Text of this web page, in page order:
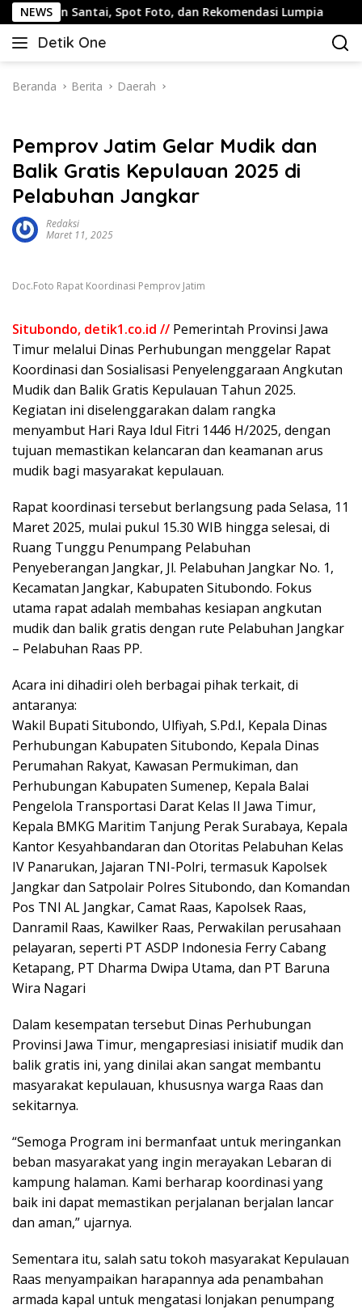
Langsung
ke
konten
NEWS
Santai, Spot Foto, dan Rekomendasi Lumpia
Detik One
Tajam
Fakta
Beranda Berita Daerah
Pemprov Jatim Gelar Mudik dan
Balik Gratis Kepulauan 2025 di
Pelabuhan Jangkar
Redaksi
Maret 11, 2025
Doc.Foto Rapat Koordinasi Pemprov Jatim
Situbondo, detik1.co.id // Pemerintah Provinsi Jawa
Timur melalui Dinas Perhubungan menggelar Rapat
Koordinasi dan Sosialisasi Penyelenggaraan Angkutan
Mudik dan Balik Gratis Kepulauan Tahun 2025.
Kegiatan ini diselenggarakan dalam rangka
menyambut Hari Raya Idul Fitri 1446 H/2025, dengan
tujuan memastikan kelancaran dan keamanan arus
mudik bagi masyarakat kepulauan.
Rapat koordinasi tersebut berlangsung pada Selasa, 11
Maret 2025, mulai pukul 15.30 WIB hingga selesai, di
Ruang Tunggu Penumpang Pelabuhan
Penyeberangan Jangkar, Jl. Pelabuhan Jangkar No. 1,
Kecamatan Jangkar, Kabupaten Situbondo. Fokus
utama rapat adalah membahas kesiapan angkutan
mudik dan balik gratis dengan rute Pelabuhan Jangkar
– Pelabuhan Raas PP.
Acara ini dihadiri oleh berbagai pihak terkait, di
antaranya:
Wakil Bupati Situbondo, Ulfiyah, S.Pd.I, Kepala Dinas
Perhubungan Kabupaten Situbondo, Kepala Dinas
Perumahan Rakyat, Kawasan Permukiman, dan
Perhubungan Kabupaten Sumenep, Kepala Balai
Pengelola Transportasi Darat Kelas II Jawa Timur,
Kepala BMKG Maritim Tanjung Perak Surabaya, Kepala
Kantor Kesyahbandaran dan Otoritas Pelabuhan Kelas
IV Panarukan, Jajaran TNI-Polri, termasuk Kapolsek
Jangkar dan Satpolair Polres Situbondo, dan Komandan
Pos TNI AL Jangkar, Camat Raas, Kapolsek Raas,
Danramil Raas, Kawilker Raas, Perwakilan perusahaan
pelayaran, seperti PT ASDP Indonesia Ferry Cabang
Ketapang, PT Dharma Dwipa Utama, dan PT Baruna
Wira Nagari
Dalam kesempatan tersebut Dinas Perhubungan
Provinsi Jawa Timur, mengapresiasi inisiatif mudik dan
balik gratis ini, yang dinilai akan sangat membantu
masyarakat kepulauan, khususnya warga Raas dan
sekitarnya.
“Semoga Program ini bermanfaat untuk meringankan
beban masyarakat yang ingin merayakan Lebaran di
kampung halaman. Kami berharap koordinasi yang
baik ini dapat memastikan perjalanan berjalan lancar
dan aman,” ujarnya.
Sementara itu, salah satu tokoh masyarakat Kepulauan
Raas menyampaikan harapannya ada penambahan
armada kapal untuk mengatasi lonjakan penumpang